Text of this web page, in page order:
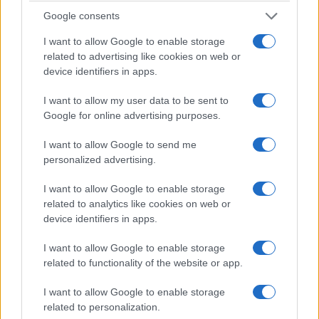
Google consents
I want to allow Google to enable storage
related to advertising like cookies on web or
device identifiers in apps.
I want to allow my user data to be sent to
Google for online advertising purposes.
I want to allow Google to send me
personalized advertising.
I want to allow Google to enable storage
related to analytics like cookies on web or
device identifiers in apps.
I want to allow Google to enable storage
related to functionality of the website or app.
I want to allow Google to enable storage
related to personalization.
Prav tako imate dežurstva ter azil. Nam lahko kaj
več poveste o tem?
Naš azil deluje pod Zavodom Zlato Oko – edinem
tovrstnem zavodu v Sloveniji, ki pokriva zaščitene
prostoživeče vrste. Čeprav nas država že tretje leto ne
plačuje in kljub velikim obljubam vodilnih politikov, se
čistejša in naše prepričanje jasno, da služimo naravi.
prepreke (steklene stene, avtomobili, električne žice)